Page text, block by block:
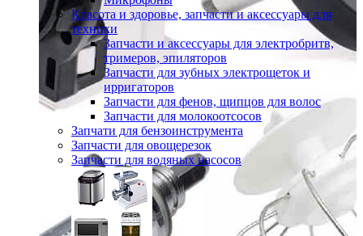
Красота и здоровье, запчасти и аксессуары для
техники
Запчасти и аксессуары для электробритв,
тримеров, эпиляторов
Запчасти для зубных электрощеток и
ирригаторов
Запчасти для фенов, щипцов для волос
Запчасти для молокоотсосов
Запчати для бензоинструмента
Запчасти для овощерезок
Запчасти для водяных насосов